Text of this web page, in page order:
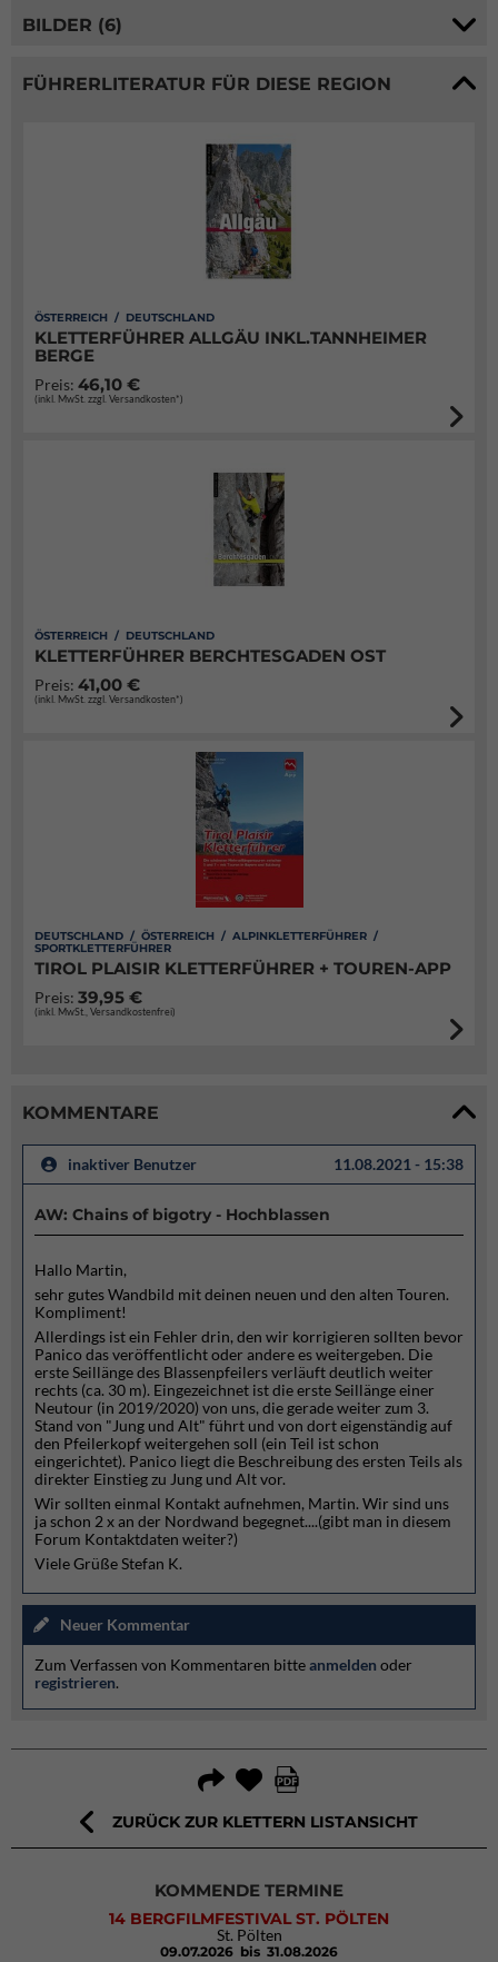
BILDER (6)
FÜHRERLITERATUR FÜR DIESE REGION
ÖSTERREICH / DEUTSCHLAND
KLETTERFÜHRER ALLGÄU INKL.TANNHEIMER
BERGE
Preis: 46,10 €
(inkl. MwSt. zzgl. Versandkosten*)
ÖSTERREICH / DEUTSCHLAND
KLETTERFÜHRER BERCHTESGADEN OST
Preis: 41,00 €
(inkl. MwSt. zzgl. Versandkosten*)
DEUTSCHLAND / ÖSTERREICH / ALPINKLETTERFÜHRER /
SPORTKLETTERFÜHRER
TIROL PLAISIR KLETTERFÜHRER + TOUREN-APP
Preis: 39,95 €
(inkl. MwSt., Versandkostenfrei)
KOMMENTARE
inaktiver Benutzer 11.08.2021 - 15:38
AW: Chains of bigotry - Hochblassen
Hallo Martin,
sehr gutes Wandbild mit deinen neuen und den alten Touren.
Kompliment!
Allerdings ist ein Fehler drin, den wir korrigieren sollten bevor
Panico das veröffentlicht oder andere es weitergeben. Die
erste Seillänge des Blassenpfeilers verläuft deutlich weiter
rechts (ca. 30 m). Eingezeichnet ist die erste Seillänge einer
Neutour (in 2019/2020) von uns, die gerade weiter zum 3.
Stand von "Jung und Alt" führt und von dort eigenständig auf
den Pfeilerkopf weitergehen soll (ein Teil ist schon
eingerichtet). Panico liegt die Beschreibung des ersten Teils als
direkter Einstieg zu Jung und Alt vor.
Wir sollten einmal Kontakt aufnehmen, Martin. Wir sind uns
ja schon 2 x an der Nordwand begegnet....(gibt man in diesem
Forum Kontaktdaten weiter?)
Viele Grüße Stefan K.
Neuer Kommentar
Zum Verfassen von Kommentaren bitteanmelden oder
registrieren.
ZURÜCK ZUR KLETTERN LISTANSICHT
KOMMENDE TERMINE
14 BERGFILMFESTIVAL ST. PÖLTEN
St. Pölten
09.07.2026 bis 31.08.2026